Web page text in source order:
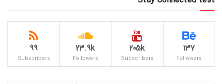
137
Followers
205k
Subscribers
23.9k
Followers
99
Subscribers